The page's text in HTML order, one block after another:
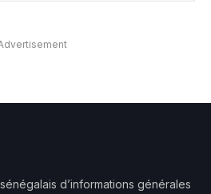
d’informations générales